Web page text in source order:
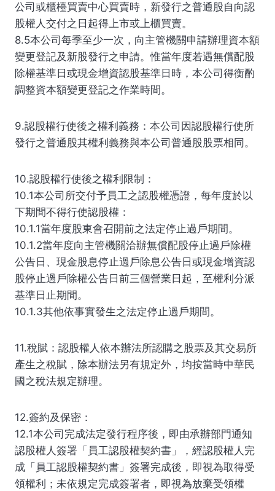
公司或櫃檯買賣中心買賣時，新發行之普通股自向認
股權人交付之日起得上市或上櫃買賣。
8.5本公司每季至少一次，向主管機關申請辦理資本額
變更登記及新股發行之申請。惟當年度若遇無償配股
除權基準日或現金增資認股基準日時，本公司得衡酌
調整資本額變更登記之作業時間。
9.認股權行使後之權利義務：本公司因認股權行使所
發行之普通股其權利義務與本公司普通股股票相同。
10.認股權行使後之權利限制：
10.1本公司所交付予員工之認股權憑證，每年度於以
下期間不得行使認股權：
10.1.1當年度股東會召開前之法定停止過戶期間。
10.1.2當年度向主管機關洽辦無償配股停止過戶除權
公告日、現金股息停止過戶除息公告日或現金增資認
股停止過戶除權公告日前三個營業日起，至權利分派
基準日止期間。
10.1.3其他依事實發生之法定停止過戶期間。
11.稅賦：認股權人依本辦法所認購之股票及其交易所
產生之稅賦，除本辦法另有規定外，均按當時中華民
國之稅法規定辦理。
12.簽約及保密：
12.1本公司完成法定發行程序後，即由承辦部門通知
認股權人簽署「員工認股權契約書」，經認股權人完
成「員工認股權契約書」簽署完成後，即視為取得受
領權利；未依規定完成簽署者，即視為放棄受領權